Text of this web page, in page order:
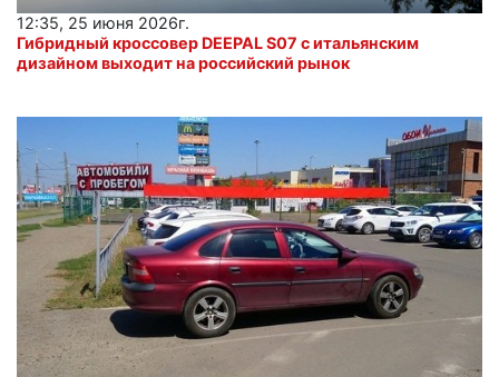
12:35, 25 июня 2026г.
Гибридный кроссовер DEEPAL S07 с итальянским
дизайном выходит на российский рынок